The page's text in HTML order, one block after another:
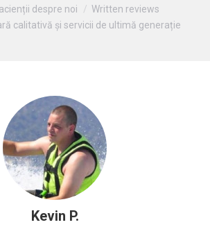
despre noi
Written reviews
calitativă și servicii de ultimă generație
Kevin P.